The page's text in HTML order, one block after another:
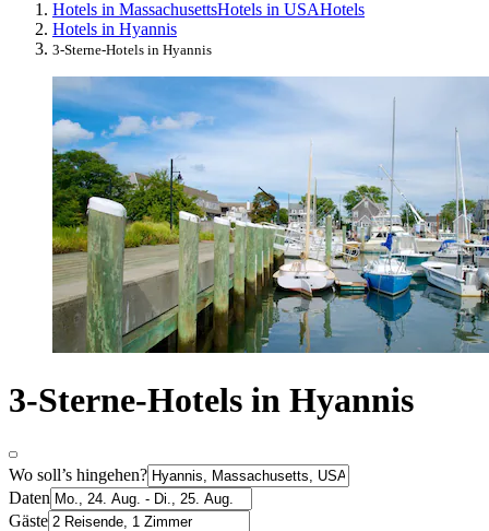
Hotels in MassachusettsHotels in USAHotels
Hotels in Hyannis
3-Sterne-Hotels in Hyannis
3-Sterne-Hotels in Hyannis
Wo soll’s hingehen?
Daten
Gäste